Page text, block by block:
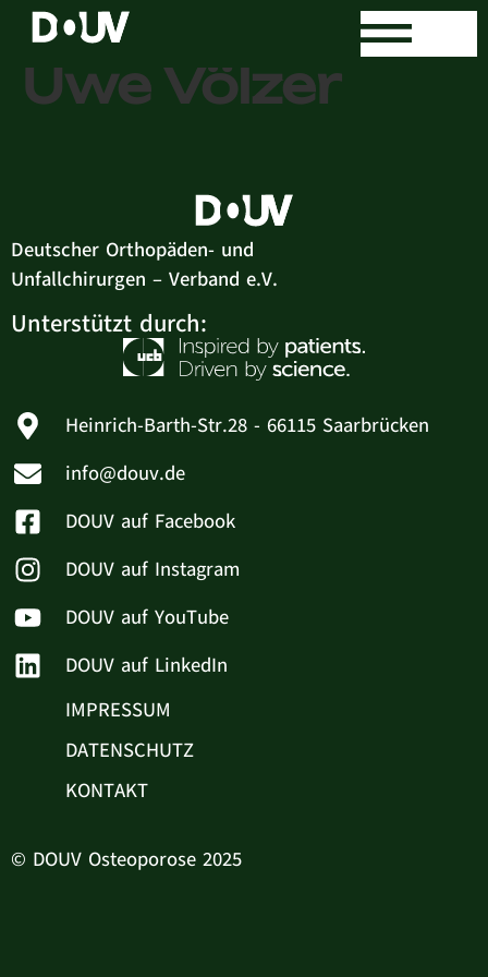
Dr. med. Jens-
Uwe Völzer
Deutscher Orthopäden- und
Unfallchirurgen – Verband e.V.
Unterstützt durch:
Heinrich-Barth-Str.28 - 66115 Saarbrücken
info@douv.de
DOUV auf Facebook
DOUV auf Instagram
DOUV auf YouTube
DOUV auf LinkedIn
IMPRESSUM
DATENSCHUTZ
KONTAKT
© DOUV Osteoporose 2025